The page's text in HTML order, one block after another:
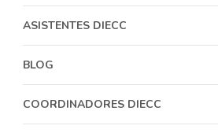
ASISTENTES DIECC
BLOG
COORDINADORES DIECC